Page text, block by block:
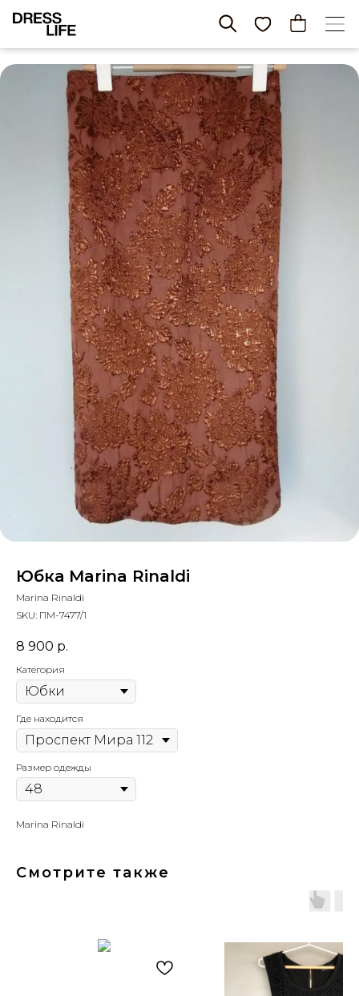
Юбка Marina Rinaldi
Marina Rinaldi
SKU: ПМ-7477/1
8 900 р.
Категория
Где находится
Размер одежды
Marina Rinaldi
Смотрите также